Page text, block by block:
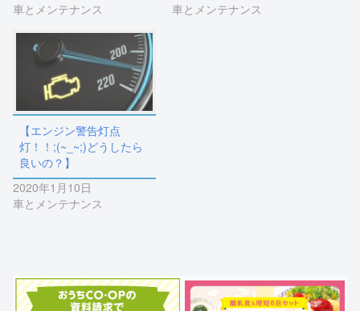
車とメンテナンス
車とメンテナンス
【エンジン警告灯点
灯！！;(~_~;)どうしたら
良いの？】
2020年1月10日
車とメンテナンス